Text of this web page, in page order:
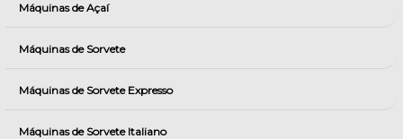
Máquinas de Açaí
Máquinas de Sorvete
Máquinas de Sorvete Expresso
Máquinas de Sorvete Italiano